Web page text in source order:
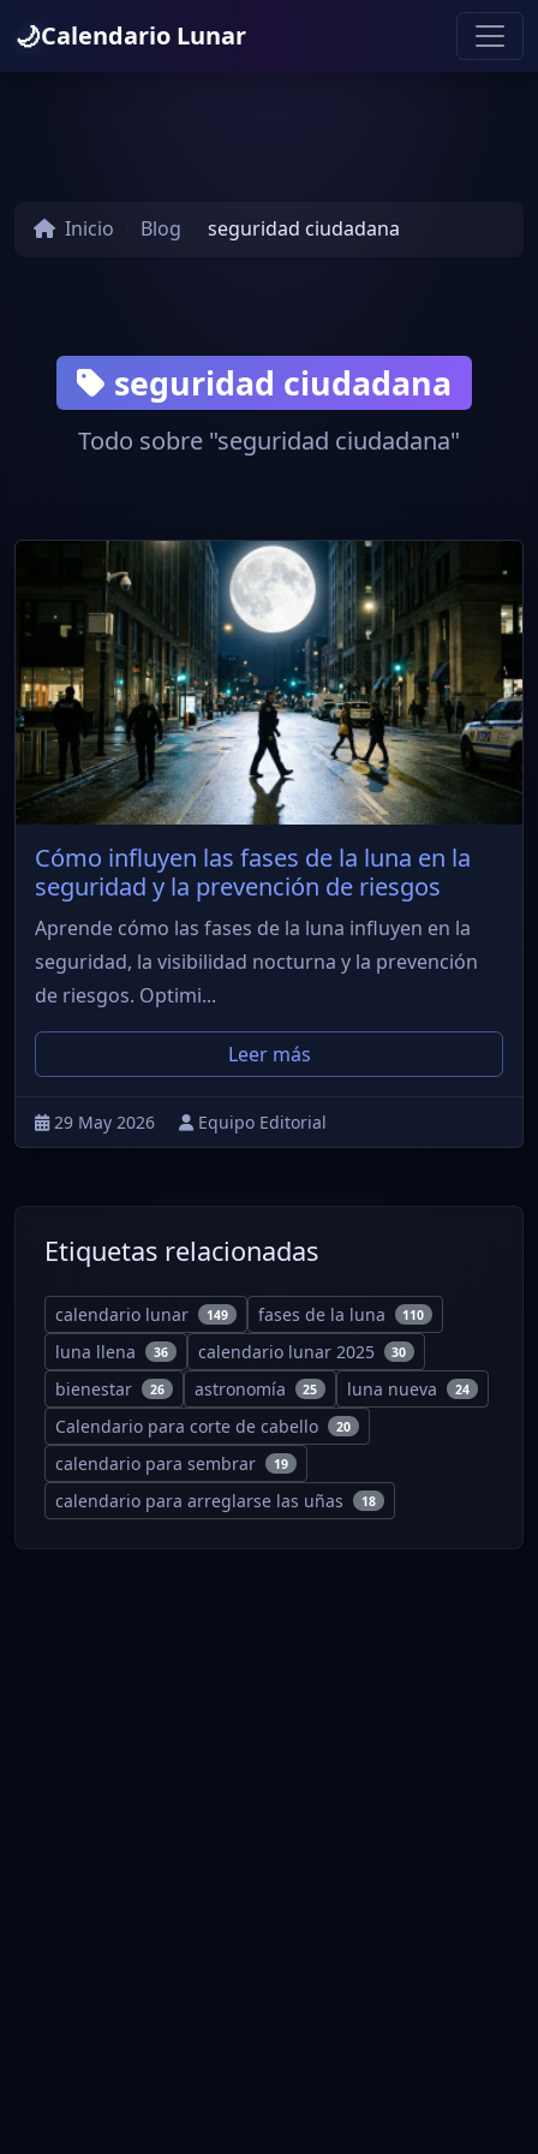
🌙Calendario Lunar
Inicio Blog seguridad ciudadana
seguridad ciudadana
Todo sobre "seguridad ciudadana"
Cómo influyen las fases de la luna en la
seguridad y la prevención de riesgos
Aprende cómo las fases de la luna influyen en la
seguridad, la visibilidad nocturna y la prevención
de riesgos. Optimi...
Leer más
29 May 2026 Equipo Editorial
Etiquetas relacionadas
calendario lunar 149 fases de la luna 110
luna llena 36 calendario lunar 2025 30
bienestar 26 astronomía 25 luna nueva 24
Calendario para corte de cabello 20
calendario para sembrar 19
calendario para arreglarse las uñas 18